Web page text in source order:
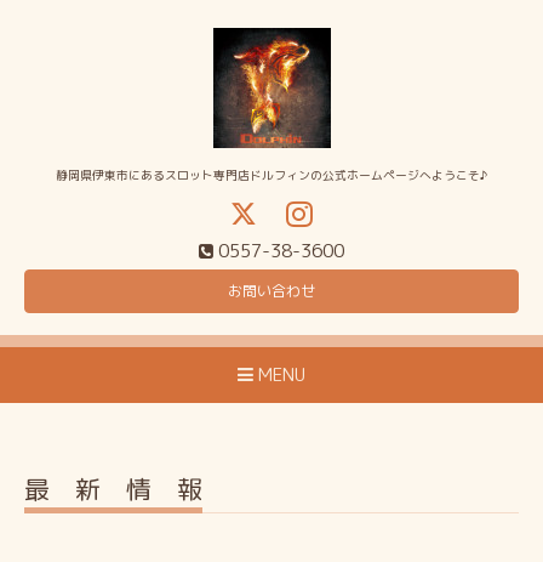
静岡県伊東市にあるスロット専門店ドルフィンの公式ホームページへようこそ♪
0557-38-3600
お問い合わせ
MENU
最 新 情 報